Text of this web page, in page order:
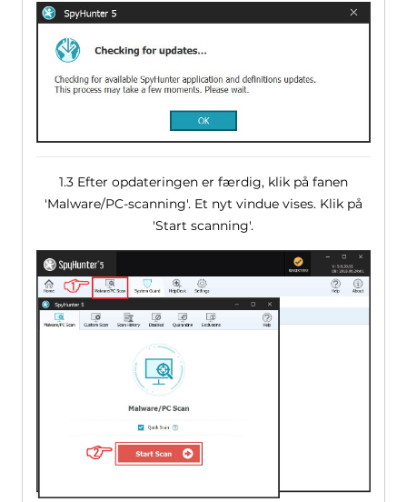
1.3 Efter opdateringen er færdig, klik på fanen
'Malware/PC-scanning'. Et nyt vindue vises. Klik på
'Start scanning'.